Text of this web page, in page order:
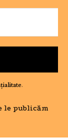
.
le publicăm